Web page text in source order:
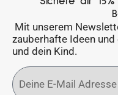
Mit unserem
zauberhafte Ideen
und dein Kind.